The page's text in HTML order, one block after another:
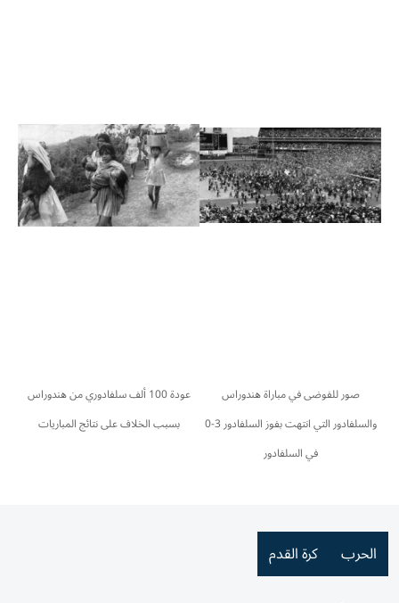
صور للفوضى في مباراة هندوراس
والسلفادور التي انتهت بفوز السلفادور 3-0
في السلفادور
عودة 100 ألف سلفادوري من هندوراس
بسبب الخلاف على نتائج المباريات
الحرب كرة القدم